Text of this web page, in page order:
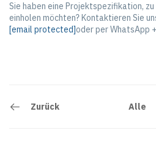
Sie haben eine Projektspezifikation,
einholen möchten? Kontaktieren Sie
[email protected]oder per WhatsApp
Zurück Alle